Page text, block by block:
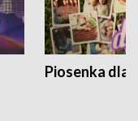
Piosenka dla